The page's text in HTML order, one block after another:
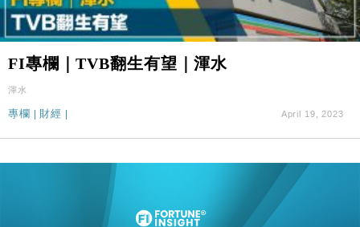
FI專欄｜TVB翻生有望｜渾水
渾水
專欄 財經 April 19, 2023